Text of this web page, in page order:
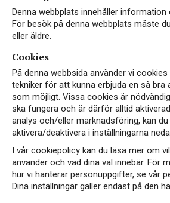
South Eastern Australia är
vinområde och omfattar flera
som Barossa Valley, Victoria
Wales. Här skapas fruktiga,
med hjälp av solrikt klimat
vinteknik. Den breda geografin
flexibilitet att blanda druvor
vilket ger jämn kvalitet och
Området är särskilt känt för
Denna webbplats innehåller information
För besök på denna webbplats måste
eller äldre.
Cookies
På denna webbsida använder vi
tekniker för att kunna erbjuda en så bra
som möjligt. Vissa cookies är
ska fungera och är därför alltid
analys och/eller marknadsföring, kan
aktivera/deaktivera i inställningarna
I vår cookiepolicy kan du läsa mer om
använder och vad dina val innebär. För
hur vi hanterar personuppgifter, se vår
Dina inställningar gäller endast på den